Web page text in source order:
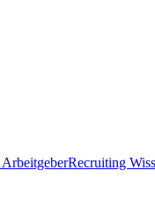
Recruiting